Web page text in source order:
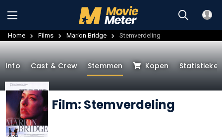
Home Films Marion Bridge Stemverdeling
Film: Stemverdeling
Info Cast & Crew Stemmen Kopen